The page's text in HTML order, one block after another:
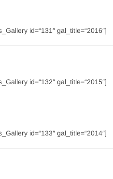
id=“131″ gal_title=“2016″]
id=“132″ gal_title=“2015″]
id=“133″ gal_title=“2014″]